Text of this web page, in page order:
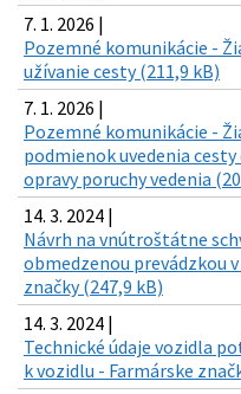
7. 1. 2026 |
Pozemné komunikácie -
užívanie cesty (211,9 kB)
7. 1. 2026 |
Pozemné komunikácie -
podmienok uvedenia
opravy poruchy vedenia
14. 3. 2024 |
Návrh na vnútroštátne
obmedzenou prevádzkou
značky (247,9 kB)
14. 3. 2024 |
Technické údaje vozidla
k vozidlu - Farmárske